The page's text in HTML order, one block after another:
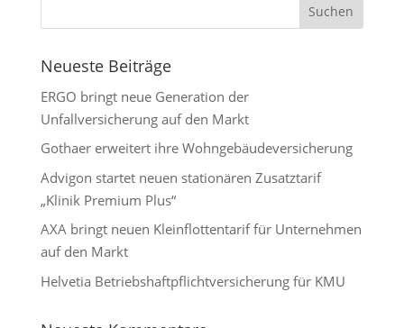
Neueste Beiträge
ERGO bringt neue Generation der
Unfallversicherung auf den Markt
Gothaer erweitert ihre Wohngebäudeversicherung
Advigon startet neuen stationären Zusatztarif
„Klinik Premium Plus“
AXA bringt neuen Kleinflottentarif für Unternehmen
auf den Markt
Helvetia Betriebshaftpflichtversicherung für KMU